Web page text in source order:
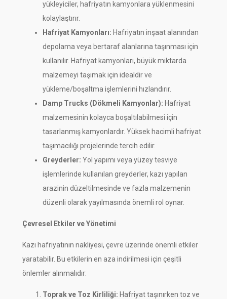
yükleyiciler, hafriyatın kamyonlara yüklenmesini
kolaylaştırır.
Hafriyat Kamyonları: Hafriyatın inşaat alanından
depolama veya bertaraf alanlarına taşınması için
kullanılır. Hafriyat kamyonları, büyük miktarda
malzemeyi taşımak için idealdir ve
yükleme/boşaltma işlemlerini hızlandırır.
Damp Trucks (Dökmeli Kamyonlar): Hafriyat
malzemesinin kolayca boşaltılabilmesi için
tasarlanmış kamyonlardır. Yüksek hacimli hafriyat
taşımacılığı projelerinde tercih edilir.
Greyderler: Yol yapımı veya yüzey tesviye
işlemlerinde kullanılan greyderler, kazı yapılan
arazinin düzeltilmesinde ve fazla malzemenin
düzenli olarak yayılmasında önemli rol oynar.
Çevresel Etkiler ve Yönetimi
Kazı hafriyatının nakliyesi, çevre üzerinde önemli etkiler
yaratabilir. Bu etkilerin en aza indirilmesi için çeşitli
önlemler alınmalıdır:
Toprak ve Toz Kirliliği: Hafriyat taşınırken toz ve